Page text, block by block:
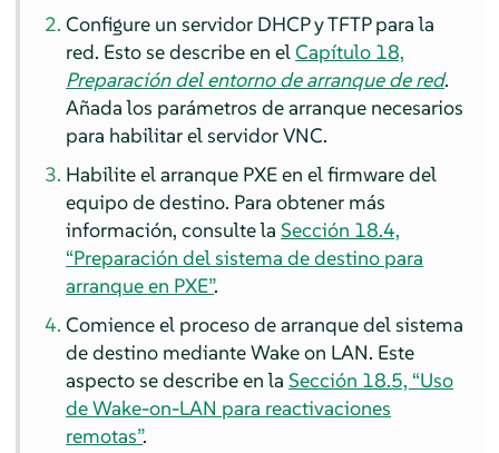
Configure un servidor DHCP y TFTP para la
red. Esto se describe en elCapítulo 18,
Preparación del entorno de arranque de red.
Añada los parámetros de arranque necesarios
para habilitar el servidor VNC.
Habilite el arranque PXE en el firmware del
equipo de destino. Para obtener más
información, consulte laSección 18.4,
“Preparación del sistema de destino para
arranque en PXE”.
Comience el proceso de arranque del sistema
de destino mediante Wake on LAN. Este
aspecto se describe en laSección 18.5, “Uso
de Wake-on-LAN para reactivaciones
remotas”.